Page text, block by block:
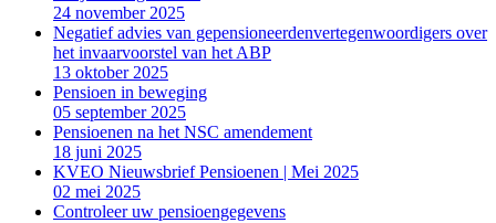
24 november 2025
Negatief advies van gepensioneerdenvertegenwoordigers over
het invaarvoorstel van het ABP
13 oktober 2025
Pensioen in beweging
05 september 2025
Pensioenen na het NSC amendement
18 juni 2025
KVEO Nieuwsbrief Pensioenen | Mei 2025
02 mei 2025
Controleer uw pensioengegevens